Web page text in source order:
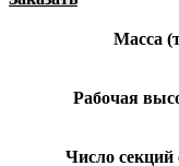
Масса
Рабочая
Число секций